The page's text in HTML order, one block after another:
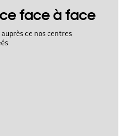
face à face
de nos centres